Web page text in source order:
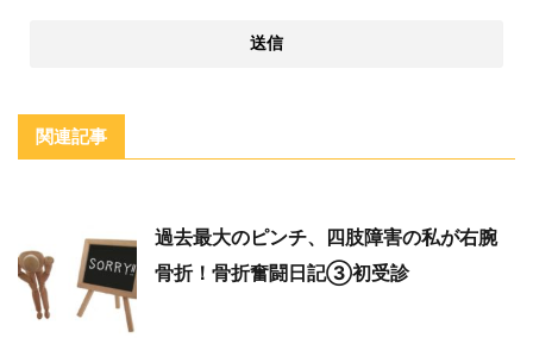
関連記事
過去最大のピンチ、四肢障害の私が右腕
骨折！骨折奮闘日記③初受診